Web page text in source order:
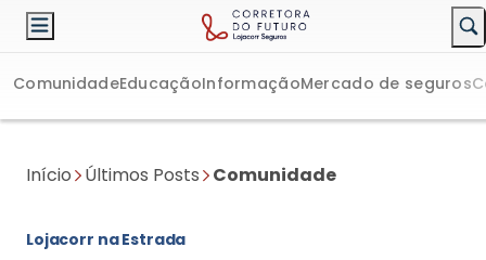
ComunidadeEducaçãoInformaçãoMercado de seguros
Início Últimos Posts Comunidade
Lojacorr na Estrada